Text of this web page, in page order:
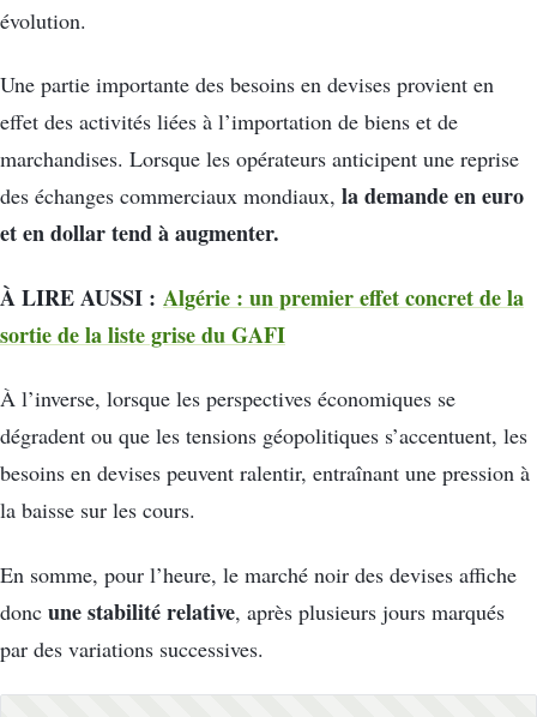
évolution.
Une partie importante des besoins en devises provient en
effet des activités liées à l’importation de biens et de
marchandises. Lorsque les opérateurs anticipent une reprise
des échanges commerciaux mondiaux, la demande en euro
et en dollar tend à augmenter.
À LIRE AUSSI : Algérie : un premier effet concret de la
sortie de la liste grise du GAFI
À l’inverse, lorsque les perspectives économiques se
dégradent ou que les tensions géopolitiques s’accentuent, les
besoins en devises peuvent ralentir, entraînant une pression à
la baisse sur les cours.
En somme, pour l’heure, le marché noir des devises affiche
donc une stabilité relative, après plusieurs jours marqués
par des variations successives.